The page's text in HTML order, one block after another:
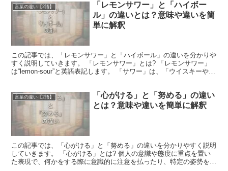
言葉の違い【2語】
「レモンサワー」と「ハイボー
ル」の違いとは？意味や違いを簡
単に解釈
この記事では、「レモンサワー」と「ハイボール」の違いを分かりや
すく説明していきます。 「レモンサワー」とは? 「レモンサワー」
は“lemon-sour”と英語表記します。 「サワー」は、「ウイスキーや、
言葉の違い【2語】
「心がける」と「努める」の違い
とは？意味や違いを簡単に解釈
この記事では、「心がける」と「努める」の違いを分かりやすく説明
していきます。 「心がける」とは? 個人の意識や態度に重点を置い
た表現で、何かをする際に意識的に注意を払ったり、特定の姿勢を保